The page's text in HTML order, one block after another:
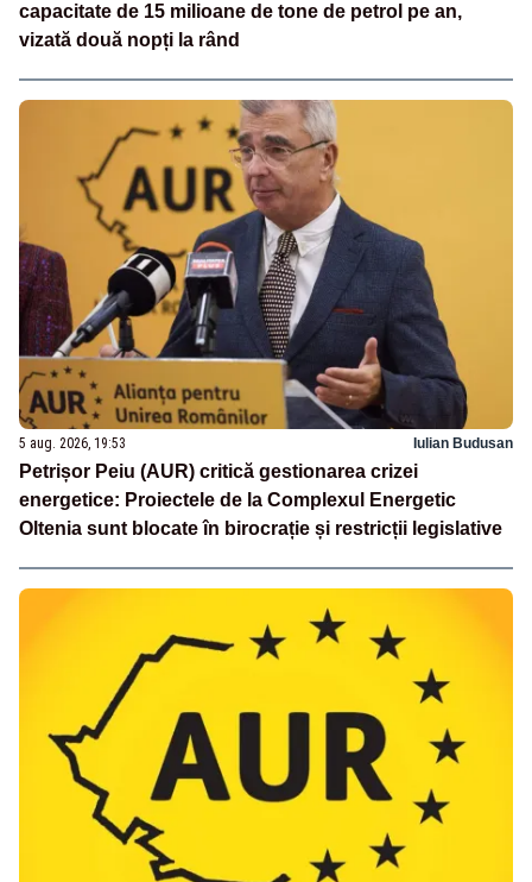
capacitate de 15 milioane de tone de petrol pe an,
vizată două nopți la rând
5 aug. 2026, 19:53 Iulian Budusan
Petrișor Peiu (AUR) critică gestionarea crizei
energetice: Proiectele de la Complexul Energetic
Oltenia sunt blocate în birocrație și restricții legislative